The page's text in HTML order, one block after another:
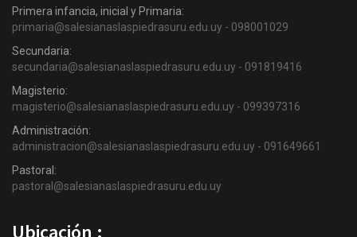
Primera infancia, inicial y Primaria:
primaria@salesianaslaspiedrasuru.edu.uy - 098001029
Secundaria:
secundaria@salesianaslaspiedrasuru.edu.uy - 091819416
Magisterio:
magisterio@salesianaslaspiedrasuru.edu.uy - 099397316
Administración:
administracion@salesianaslaspiedrasuru.edu.uy - 091649661
Pastoral:
pastoral@salesianaslaspiedrasuru.edu.uy
Ubicación :